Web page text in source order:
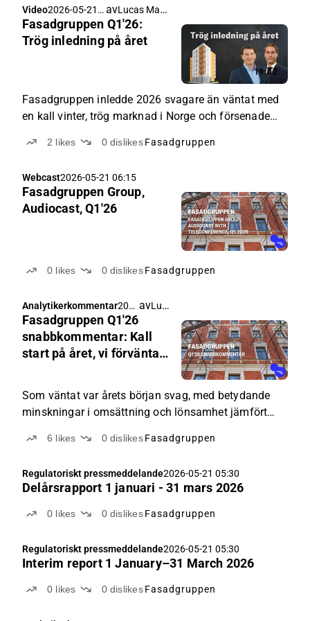
rekommendation och riktkurs på 26 SEK per aktie.
19:02
Video2026-05-21
09:07
av Lucas Mattsson
Fasadgruppen Q1'26:
Trög inledning på året
Fasadgruppen inledde 2026 svagare än väntat med
en kall vinter, trög marknad i Norge och försenade
omsättning och lönsamhet i Q1.
2 likes 0 dislikes Fasadgruppen
Webcast2026-05-21 06:15
Fasadgruppen Group,
Audiocast, Q1'26
0 likes 0 dislikes Fasadgruppen
Analytikerkommentar202
6-
05-
21
06:0
av Lucas Mattsson
Fasadgruppen Q1'26
snabbkommentar: Kall
start på året, vi förväntar
kommer senare under
året
Som väntat var årets början svag, med betydande
minskningar i omsättning och lönsamhet jämfört
6 likes 0 dislikes Fasadgruppen
Regulatoriskt pressmeddelande2026-05-21 05:30
Delårsrapport 1 januari - 31 mars 2026
0 likes 0 dislikes Fasadgruppen
Regulatoriskt pressmeddelande2026-05-21 05:30
Interim report 1 January–31 March 2026
0 likes 0 dislikes Fasadgruppen